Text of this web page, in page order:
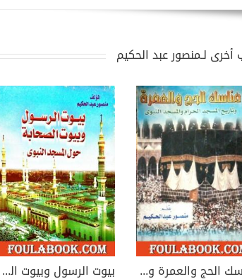
أخرى لـمنصور عبد الحكيم
مناسك الحج والعمرة وتاريخ المسجد الحرام والمسجد النبوي
بيوت الرسول وبيوت الصحابة حول المسجد النبوي